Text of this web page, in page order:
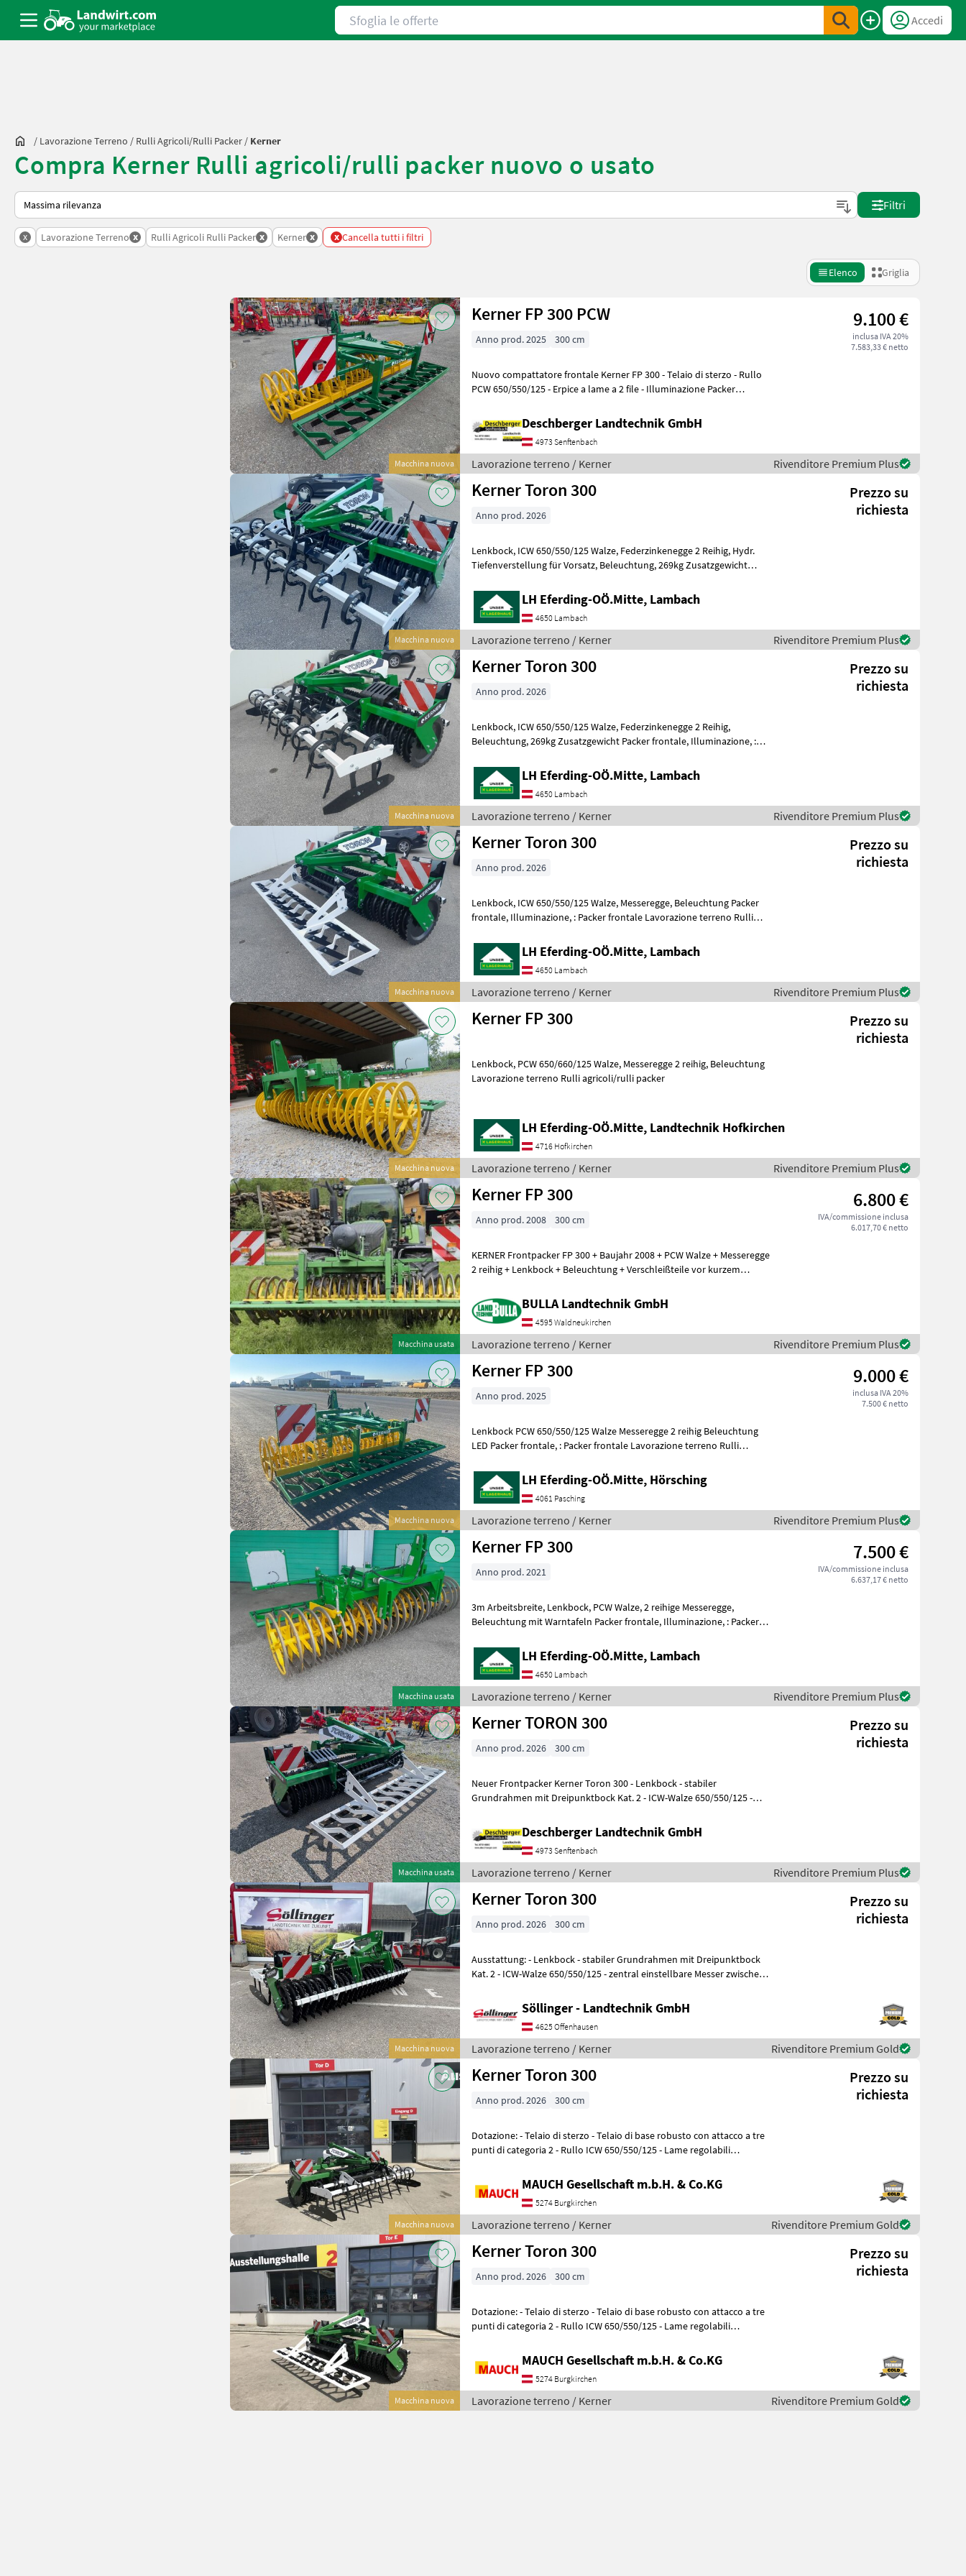
Sfoglia le offerte
Accedi
/ Lavorazione Terreno / Rulli Agricoli/rulli Packer / Kerner
Compra Kerner Rulli agricoli/rulli packer nuovo o usato
Ecco come viene ordinato su Landwirt.com
Filtri
x Lavorazione Terreno x Rulli Agricoli Rulli Packer x Kerner x x Cancella tutti i filtri
Elenco Griglia
Macchina nuova
Kerner FP 300 PCW 9.100 €
inclusa IVA 20%
7.583,33 € netto
Anno prod. 2025 300 cm
Nuovo compattatore frontale Kerner FP 300 - Telaio di sterzo - Rullo
PCW 650/550/125 - Erpice a lame a 2 file - Illuminazione Packer
Deschberger Landtechnik GmbH
4973 Senftenbach
Lavorazione terreno / Kerner Rivenditore Premium Plus
Macchina nuova
Kerner Toron 300
Prezzo su
richiesta
Anno prod. 2026
Lenkbock, ICW 650/550/125 Walze, Federzinkenegge 2 Reihig, Hydr.
Tiefenverstellung für Vorsatz, Beleuchtung, 269kg Zusatzgewicht
LH Eferding-OÖ.Mitte, Lambach
4650 Lambach
Lavorazione terreno / Kerner Rivenditore Premium Plus
Macchina nuova
Kerner Toron 300
Prezzo su
richiesta
Anno prod. 2026
Lenkbock, ICW 650/550/125 Walze, Federzinkenegge 2 Reihig,
Beleuchtung, 269kg Zusatzgewicht Packer frontale, Illuminazione, :
LH Eferding-OÖ.Mitte, Lambach
4650 Lambach
Lavorazione terreno / Kerner Rivenditore Premium Plus
Macchina nuova
Kerner Toron 300
Prezzo su
richiesta
Anno prod. 2026
Lenkbock, ICW 650/550/125 Walze, Messeregge, Beleuchtung Packer
frontale, Illuminazione, : Packer frontale Lavorazione terreno Rulli
LH Eferding-OÖ.Mitte, Lambach
4650 Lambach
Lavorazione terreno / Kerner Rivenditore Premium Plus
Macchina nuova
Kerner FP 300
Prezzo su
richiesta
Lenkbock, PCW 650/660/125 Walze, Messeregge 2 reihig, Beleuchtung
Lavorazione terreno Rulli agricoli/rulli packer
LH Eferding-OÖ.Mitte, Landtechnik Hofkirchen
4716 Hofkirchen
Lavorazione terreno / Kerner Rivenditore Premium Plus
Macchina usata
Kerner FP 300 6.800 €
IVA/commissione inclusa
6.017,70 € netto
Anno prod. 2008 300 cm
KERNER Frontpacker FP 300 + Baujahr 2008 + PCW Walze + Messeregge
2 reihig + Lenkbock + Beleuchtung + Verschleißteile vor kurzem
BULLA Landtechnik GmbH
4595 Waldneukirchen
Lavorazione terreno / Kerner Rivenditore Premium Plus
Macchina nuova
Kerner FP 300 9.000 €
inclusa IVA 20%
7.500 € netto
Anno prod. 2025
Lenkbock PCW 650/550/125 Walze Messeregge 2 reihig Beleuchtung
LED Packer frontale, : Packer frontale Lavorazione terreno Rulli
LH Eferding-OÖ.Mitte, Hörsching
4061 Pasching
Lavorazione terreno / Kerner Rivenditore Premium Plus
Macchina usata
Kerner FP 300 7.500 €
IVA/commissione inclusa
6.637,17 € netto
Anno prod. 2021
3m Arbeitsbreite, Lenkbock, PCW Walze, 2 reihige Messeregge,
Beleuchtung mit Warntafeln Packer frontale, Illuminazione, : Packer
LH Eferding-OÖ.Mitte, Lambach
4650 Lambach
Lavorazione terreno / Kerner Rivenditore Premium Plus
Macchina usata
Kerner TORON 300
Prezzo su
richiesta
Anno prod. 2026 300 cm
Neuer Frontpacker Kerner Toron 300 - Lenkbock - stabiler
Grundrahmen mit Dreipunktbock Kat. 2 - ICW-Walze 650/550/125 -
Deschberger Landtechnik GmbH
4973 Senftenbach
Lavorazione terreno / Kerner Rivenditore Premium Plus
Macchina nuova
Kerner Toron 300
Prezzo su
richiesta
Anno prod. 2026 300 cm
Ausstattung: - Lenkbock - stabiler Grundrahmen mit Dreipunktbock
Kat. 2 - ICW-Walze 650/550/125 - zentral einstellbare Messer zwischen
Söllinger - Landtechnik GmbH
4625 Offenhausen
Lavorazione terreno / Kerner Rivenditore Premium Gold
Macchina nuova
Kerner Toron 300
Prezzo su
richiesta
Anno prod. 2026 300 cm
Dotazione: - Telaio di sterzo - Telaio di base robusto con attacco a tre
punti di categoria 2 - Rullo ICW 650/550/125 - Lame regolabili
MAUCH Gesellschaft m.b.H. & Co.KG
5274 Burgkirchen
Lavorazione terreno / Kerner Rivenditore Premium Gold
Macchina nuova
Kerner Toron 300
Prezzo su
richiesta
Anno prod. 2026 300 cm
Dotazione: - Telaio di sterzo - Telaio di base robusto con attacco a tre
punti di categoria 2 - Rullo ICW 650/550/125 - Lame regolabili
MAUCH Gesellschaft m.b.H. & Co.KG
5274 Burgkirchen
Lavorazione terreno / Kerner Rivenditore Premium Gold